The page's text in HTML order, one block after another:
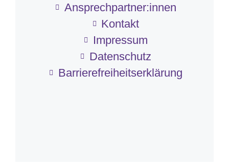
Ansprechpartner:innen
Kontakt
Impressum
Datenschutz
Barriere­frei­heits­erklärung